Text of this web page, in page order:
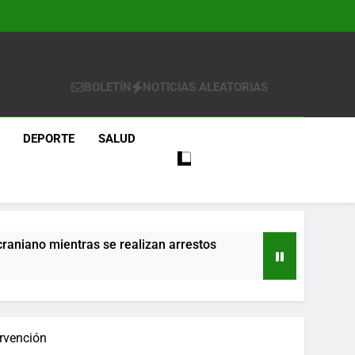
BOLETÍN NOTICIAS ALEATORIAS
DEPORTE SALUD
mientras se realizan arrestos